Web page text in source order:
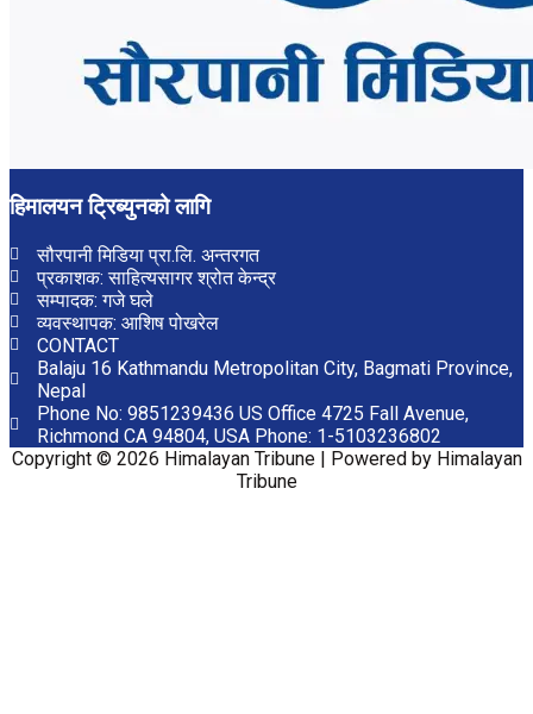
हिमालयन ट्रिब्युनको लागि
सौरपानी मिडिया प्रा.लि. अन्तरगत
प्रकाशक: साहित्यसागर श्रोत केन्द्र
सम्पादक: गजे घले
व्यवस्थापक: आशिष पोखरेल
CONTACT
Balaju 16 Kathmandu Metropolitan City, Bagmati Province,
Nepal
Phone No: 9851239436 US Office 4725 Fall Avenue,
Richmond CA 94804, USA Phone: 1-5103236802
Copyright © 2026 Himalayan Tribune | Powered by Himalayan
Tribune